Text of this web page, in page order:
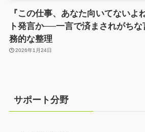
『この仕事、あなた向いてないよ
ト発言か──一言で済まされがち
務的な整理
2026年1月24日
サポート分野